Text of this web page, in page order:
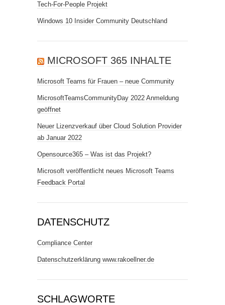
Tech-For-People Projekt
Windows 10 Insider Community Deutschland
MICROSOFT 365 INHALTE
Microsoft Teams für Frauen – neue Community
MicrosoftTeamsCommunityDay 2022 Anmeldung
geöffnet
Neuer Lizenzverkauf über Cloud Solution Provider
ab Januar 2022
Opensource365 – Was ist das Projekt?
Microsoft veröffentlicht neues Microsoft Teams
Feedback Portal
DATENSCHUTZ
Compliance Center
Datenschutzerklärung www.rakoellner.de
SCHLAGWORTE